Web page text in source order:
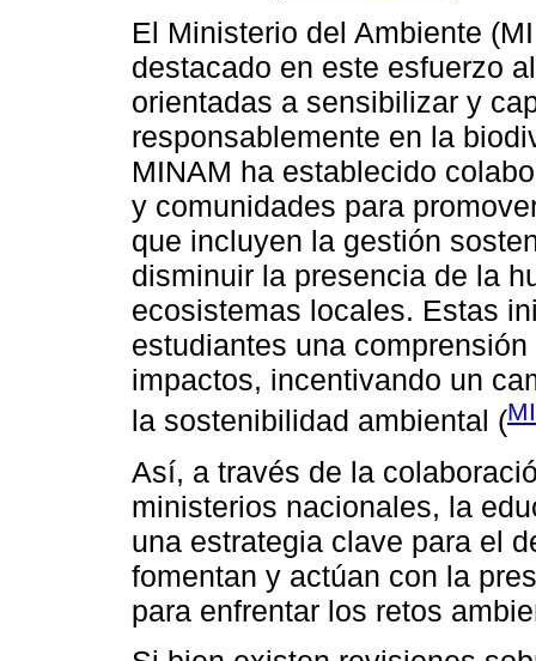
El Ministerio del Ambiente
destacado en este esfuerzo
orientadas a sensibilizar y
responsablemente en la
MINAM ha establecido
y comunidades para
que incluyen la gestión
disminuir la presencia de la
ecosistemas locales. Estas
estudiantes una
impactos, incentivando un
la sostenibilidad ambiental (
Así, a través de la
ministerios nacionales, la
una estrategia clave para el
fomentan y actúan con la
para enfrentar los retos